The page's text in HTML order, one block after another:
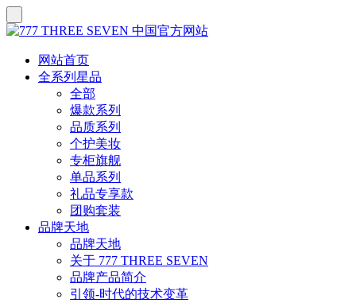
网站首页
全系列星品
全部
爆款系列
品质系列
个护美妆
专柜旗舰
单品系列
礼品专享款
团购套装
品牌天地
品牌天地
关于 777 THREE SEVEN
品牌产品简介
引领-时代的技术变革